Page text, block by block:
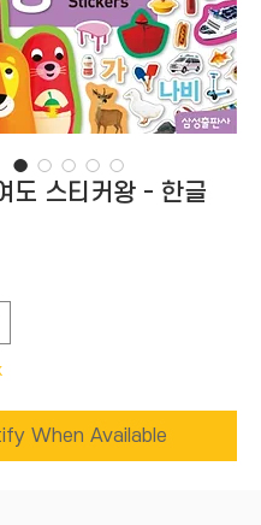
도 스티커왕 - 한글
When Available